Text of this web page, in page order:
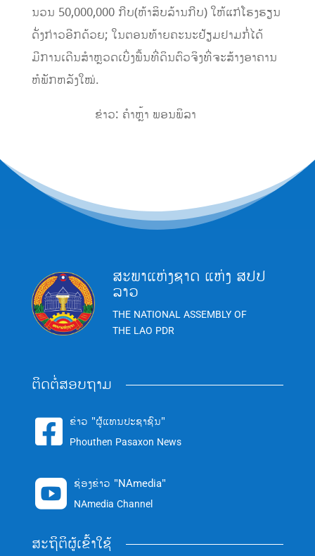
ນວນ 50,000,000 ກີບ(ຫ້າສິບລ້ານກີບ) ໃຫ້ແກ່ໂຮງຮຽນ
ດັ່ງກ່າວອີກດ້ວຍ; ໃນຕອນທ້າຍຄະນະຢ້ຽມຢາມກໍ່ໄດ້
ມີການເດີນສຳຫຼວດເບີ່ງພື້ນທີ່ດິນຕົວຈິງທີ່ຈະສ້າງອາຄານ
ຫໍພັກຫລັງໃໝ່.
ຂ່າວ: ຄໍາຫຼ້າ ພອນພິລາ
ສະພາແຫ່ງຊາດ ແຫ່ງ ສປປ
ລາວ
THE NATIONAL ASSEMBLY OF
THE LAO PDR
ຕິດຕໍ່ສອບຖາມ
 ຂ່າວ "ຜູ້ແທນປະຊາຊົນ"
Phouthen Pasaxon News
 ຊ່ອງຂ່າວ "NAmedia"
NAmedia Channel
ສະຖິຕິຜູ້ເຂົ້າໃຊ້